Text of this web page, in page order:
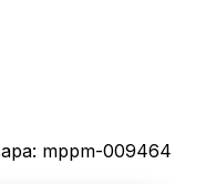
mppm-009464